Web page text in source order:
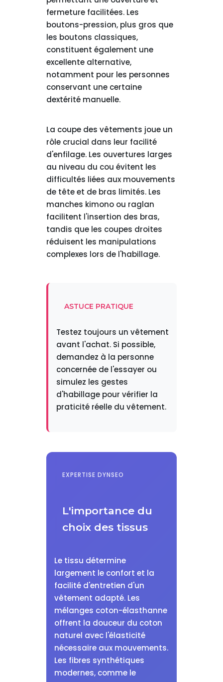
fermeture facilitées. Les
boutons-pression, plus gros que
les boutons classiques,
constituent également une
excellente alternative,
notamment pour les personnes
conservant une certaine
dextérité manuelle.
La coupe des vêtements joue un
rôle crucial dans leur facilité
d'enfilage. Les ouvertures larges
au niveau du cou évitent les
difficultés liées aux mouvements
de tête et de bras limités. Les
manches kimono ou raglan
facilitent l'insertion des bras,
tandis que les coupes droites
réduisent les manipulations
complexes lors de l'habillage.
ASTUCE PRATIQUE
Testez toujours un vêtement
avant l'achat. Si possible,
demandez à la personne
concernée de l'essayer ou
simulez les gestes
d'habillage pour vérifier la
praticité réelle du vêtement.
EXPERTISE DYNSEO
L'importance du
choix des tissus
Le tissu détermine
largement le confort et la
facilité d'entretien d'un
vêtement adapté. Les
mélanges coton-élasthanne
offrent la douceur du coton
naturel avec l'élasticité
nécessaire aux mouvements.
Les fibres synthétiques
modernes, comme le